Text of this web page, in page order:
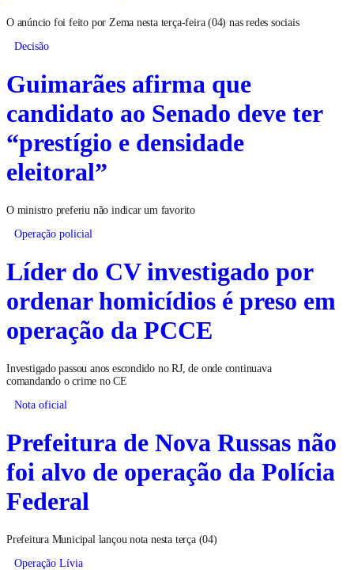
O anúncio foi feito por Zema nesta terça-feira (04) nas redes sociais
Decisão
Guimarães afirma que
candidato ao Senado deve ter
“prestígio e densidade
eleitoral”
O ministro preferiu não indicar um favorito
Operação policial
Líder do CV investigado por
ordenar homicídios é preso em
operação da PCCE
Investigado passou anos escondido no RJ, de onde continuava
comandando o crime no CE
Nota oficial
Prefeitura de Nova Russas não
foi alvo de operação da Polícia
Federal
Prefeitura Municipal lançou nota nesta terça (04)
Operação Lívia